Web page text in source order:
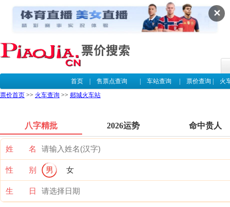
✕
首页| 售票点查询 | 车站查询 | 票价查询 |
火
票价首页 >> 火车查询 >> 郯城火车站
八字精批 2026运势 命中贵人
姓 名
性 别 男 女
生 日